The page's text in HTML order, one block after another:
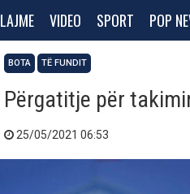
LAJME VIDEO SPORT POP
BOTA TË FUNDIT
Përgatitje për
25/05/2021 06:53